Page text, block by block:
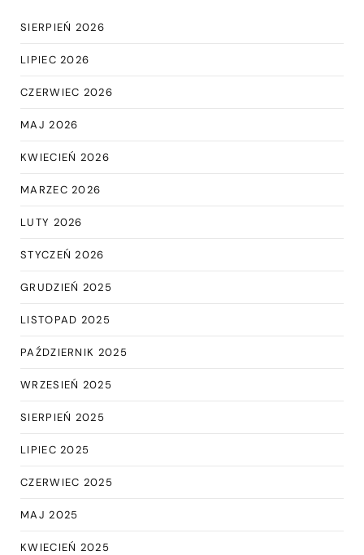
SIERPIEŃ 2026
LIPIEC 2026
CZERWIEC 2026
MAJ 2026
KWIECIEŃ 2026
MARZEC 2026
LUTY 2026
STYCZEŃ 2026
GRUDZIEŃ 2025
LISTOPAD 2025
PAŹDZIERNIK 2025
WRZESIEŃ 2025
SIERPIEŃ 2025
LIPIEC 2025
CZERWIEC 2025
MAJ 2025
KWIECIEŃ 2025